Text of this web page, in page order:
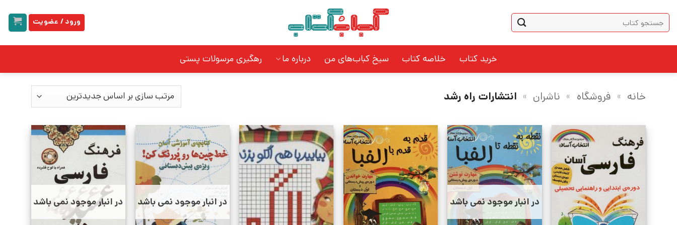
content
جستجو
برای:
ورود / عضویت
خرید کتاب خلاصه کتاب سیخ کباب‌های من درباره ما رهگیری مرسولات پستی
خانه » فروشگاه » ناشران » انتشارات راه رشد
در انبار موجود نمی باشد در انبار موجود نمی باشد در انبار موجود نمی باشد